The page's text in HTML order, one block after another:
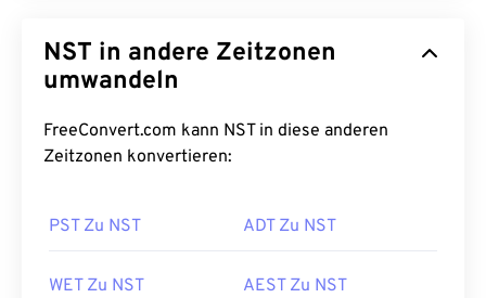
NST in andere Zeitzonen
umwandeln
FreeConvert.com kann NST in diese anderen
Zeitzonen konvertieren:
PST Zu NST ADT Zu NST
WET Zu NST AEST Zu NST